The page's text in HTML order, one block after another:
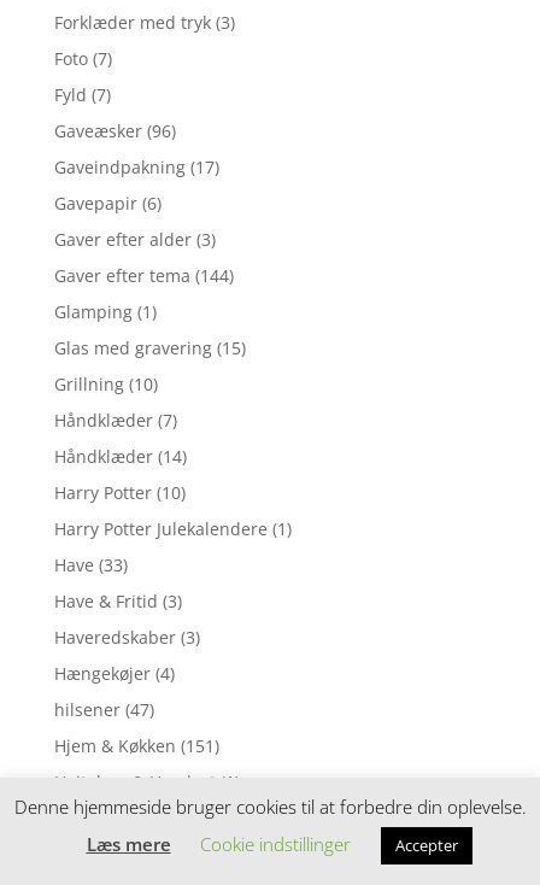
Forklæder med tryk (3)
Foto (7)
Fyld (7)
Gaveæsker (96)
Gaveindpakning (17)
Gavepapir (6)
Gaver efter alder (3)
Gaver efter tema (144)
Glamping (1)
Glas med gravering (15)
Grillning (10)
Håndklæder (7)
Håndklæder (14)
Harry Potter (10)
Harry Potter Julekalendere (1)
Have (33)
Have & Fritid (3)
Haveredskaber (3)
Hængekøjer (4)
hilsener (47)
Hjem & Køkken (151)
Højtalere & Headset (1)
Hund (3)
Husdyr (10)
Denne hjemmeside bruger cookies til at forbedre din oplevelse.
Læs mere
Cookie indstillinger Accepter